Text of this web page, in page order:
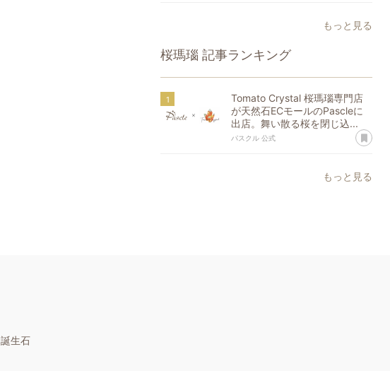
もっと見る
桜瑪瑙 記事ランキング
Tomato Crystal 桜瑪瑙専門店
が天然石ECモールのPascleに
出店。舞い散る桜を閉じ込...
パスクル 公式 あ
もっと見る
誕生石